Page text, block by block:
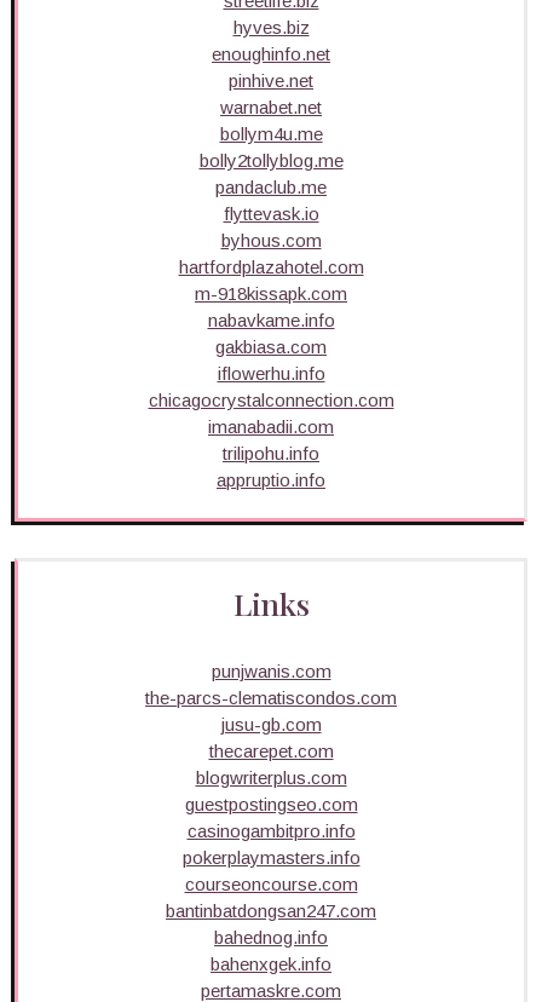
hyves.biz
enoughinfo.net
pinhive.net
warnabet.net
bollym4u.me
bolly2tollyblog.me
pandaclub.me
flyttevask.io
byhous.com
hartfordplazahotel.com
m-918kissapk.com
nabavkame.info
gakbiasa.com
iflowerhu.info
chicagocrystalconnection.com
imanabadii.com
trilipohu.info
appruptio.info
Links
punjwanis.com
the-parcs-clematiscondos.com
jusu-gb.com
thecarepet.com
blogwriterplus.com
guestpostingseo.com
casinogambitpro.info
pokerplaymasters.info
courseoncourse.com
bantinbatdongsan247.com
bahednog.info
bahenxgek.info
pertamaskre.com